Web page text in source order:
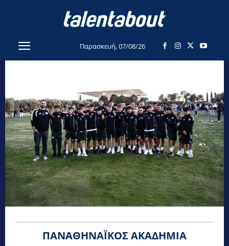
Παρασκευή, 07/08/26
ΠΑΝΑΘΗΝΑΪΚΌΣ ΑΚΑΔΗΜΊΑ